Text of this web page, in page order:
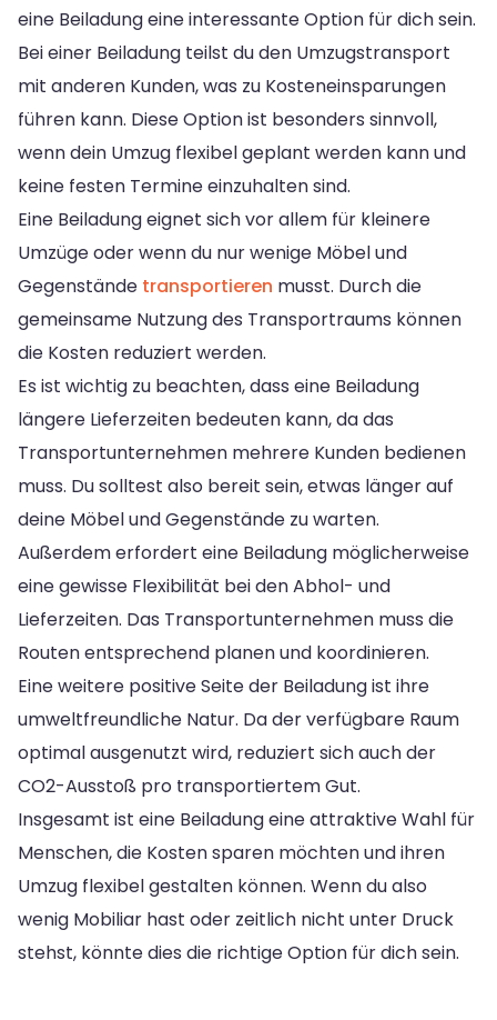
eine Beiladung eine interessante Option für dich sein.
Bei einer Beiladung teilst du den Umzugstransport
mit anderen Kunden, was zu Kosteneinsparungen
führen kann. Diese Option ist besonders sinnvoll,
wenn dein Umzug flexibel geplant werden kann und
keine festen Termine einzuhalten sind.
Eine Beiladung eignet sich vor allem für kleinere
Umzüge oder wenn du nur wenige Möbel und
Gegenstände transportieren musst. Durch die
gemeinsame Nutzung des Transportraums können
die Kosten reduziert werden.
Es ist wichtig zu beachten, dass eine Beiladung
längere Lieferzeiten bedeuten kann, da das
Transportunternehmen mehrere Kunden bedienen
muss. Du solltest also bereit sein, etwas länger auf
deine Möbel und Gegenstände zu warten.
Außerdem erfordert eine Beiladung möglicherweise
eine gewisse Flexibilität bei den Abhol- und
Lieferzeiten. Das Transportunternehmen muss die
Routen entsprechend planen und koordinieren.
Eine weitere positive Seite der Beiladung ist ihre
umweltfreundliche Natur. Da der verfügbare Raum
optimal ausgenutzt wird, reduziert sich auch der
CO2-Ausstoß pro transportiertem Gut.
Insgesamt ist eine Beiladung eine attraktive Wahl für
Menschen, die Kosten sparen möchten und ihren
Umzug flexibel gestalten können. Wenn du also
wenig Mobiliar hast oder zeitlich nicht unter Druck
stehst, könnte dies die richtige Option für dich sein.